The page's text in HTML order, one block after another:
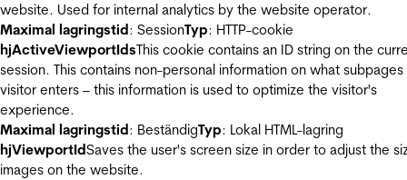
website. Used for internal analytics by the website operator.
Maximal lagringstid: SessionTyp: HTTP-cookie
hjActiveViewportIdsThis cookie contains an ID string on the
session. This contains non-personal information on what
visitor enters – this information is used to optimize the visitor's
experience.
Maximal lagringstid: BeständigTyp: Lokal HTML-lagring
hjViewportIdSaves the user's screen size in order to adjust the
images on the website.